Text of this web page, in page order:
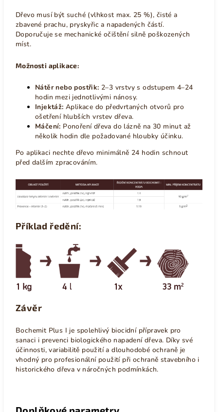
Dřevo musí být suché (vlhkost max. 25 %), čisté a
zbavené prachu, pryskyřic a napadených částí.
Doporučuje se mechanické očištění silně poškozených
míst.
Možnosti aplikace:
Nátěr nebo postřik: 2–3 vrstvy s odstupem 4–24
hodin mezi jednotlivými nánosy.
Injektáž: Aplikace do předvrtaných otvorů pro
ošetření hlubších vrstev dřeva.
Máčení: Ponoření dřeva do lázně na 30 minut až
několik hodin dle požadované hloubky účinku.
Po aplikaci nechte dřevo minimálně 24 hodin schnout
před dalším zpracováním.
Příklad ředění:
Závěr
Bochemit Plus I je spolehlivý biocidní přípravek pro
sanaci i prevenci biologického napadení dřeva. Díky své
účinnosti, variabilitě použití a dlouhodobé ochraně je
vhodný pro profesionální použití při ochraně stavebního i
historického dřeva v náročných podmínkách.